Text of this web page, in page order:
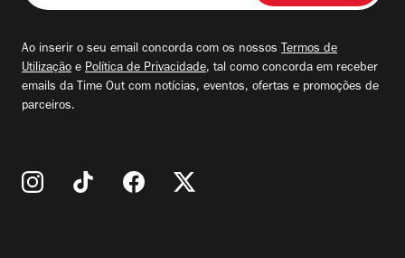
seu
Ao inserir o seu email concorda com os nossos Termos de
Utilização e Política de Privacidade, tal como concorda em receber
emails da Time Out com notícias, eventos, ofertas e promoções de
parceiros.